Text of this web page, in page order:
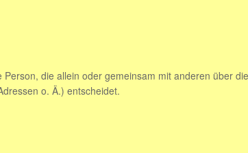
die allein oder gemeinsam mit anderen über
o. Ä.) entscheidet.